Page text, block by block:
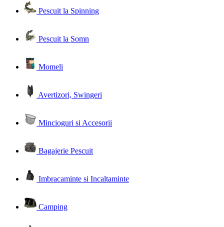
Pescuit la Spinning
Pescuit la Somn
Momeli
Avertizori, Swingeri
Mincioguri si Accesorii
Bagajerie Pescuit
Imbracaminte si Incaltaminte
Camping